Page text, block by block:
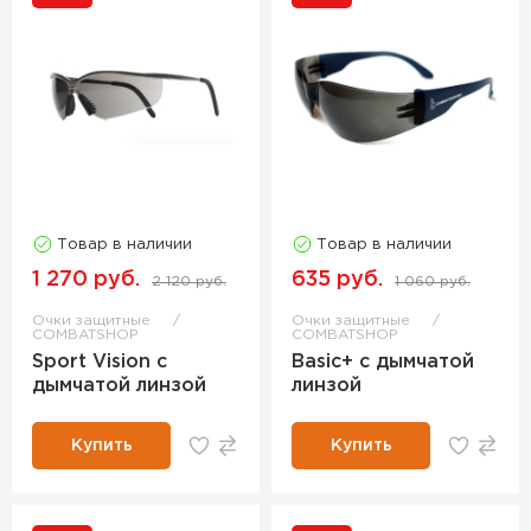
Товар в наличии
1 270 руб. 2 120 руб.
Очки защитные
COMBATSHOP
Sport Vision с
дымчатой линзой
Купить
Товар в наличии
635 руб. 1 060 руб.
Очки защитные
COMBATSHOP
Basic+ с дымчатой
линзой
Купить